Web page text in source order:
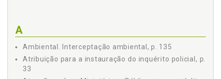
CRIMINAL PROMOVIDO PELO MINISTÉRIO PÚBLICO, p. 53
3.2.1 A investigação criminal promovida pelo Ministério
Público, p. 53
A
Ambiental. Interceptação ambiental, p. 135
Atribuição para a instauração do inquérito policial, p.
33